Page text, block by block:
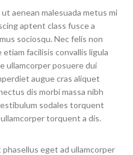
aenean malesuada metus mi
aptent class fusce a
sociosqu. Nec felis non
facilisis convallis ligula
ullamcorper posuere dui
augue cras aliquet
dis morbi massa nibh
sodales torquent
torquent a dis.
eget ad ullamcorper